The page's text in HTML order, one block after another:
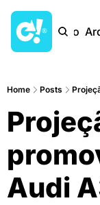
Início
Home Posts
Audi